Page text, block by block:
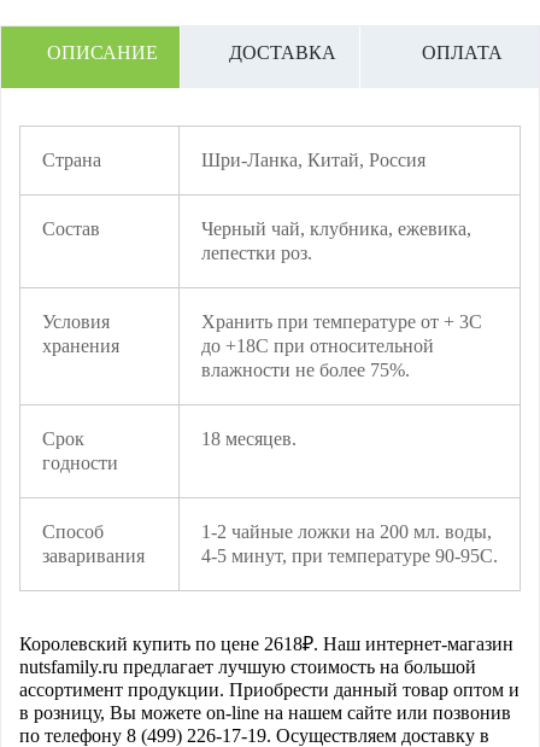
ОПИСАНИЕ ДОСТАВКА ОПЛАТА
Страна Шри-Ланка, Китай, Россия
Состав
Черный чай, клубника, ежевика,
лепестки роз.
Условия
хранения
Хранить при температуре от + 3С
до +18С при относительной
влажности не более 75%.
Срок
годности
18 месяцев.
Способ
заваривания
1-2 чайные ложки на 200 мл. воды,
4-5 минут, при температуре 90-95C.
Королевский купить по цене 2618₽. Наш интернет-магазин
nutsfamily.ru предлагает лучшую стоимость на большой
ассортимент продукции. Приобрести данный товар оптом и
в розницу, Вы можете on-line на нашем сайте или позвонив
по телефону 8 (499) 226-17-19. Осуществляем доставку в